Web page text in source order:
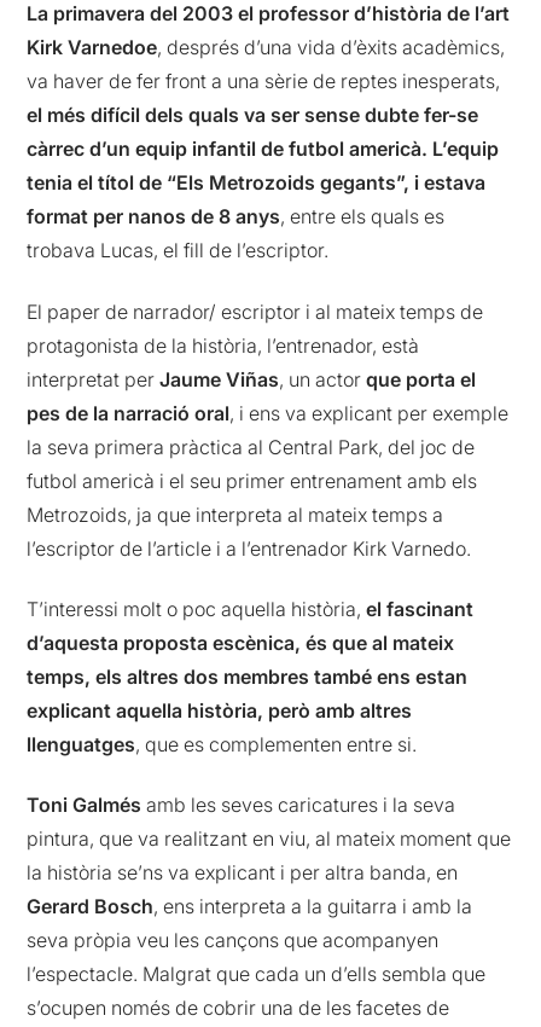
La primavera del 2003 el professor d’història de l’art
Kirk Varnedoe, després d’una vida d’èxits acadèmics,
va haver de fer front a una sèrie de reptes inesperats,
el més difícil dels quals va ser sense dubte fer-se
càrrec d’un equip infantil de futbol americà. L’equip
tenia el títol de “Els Metrozoids gegants”, i estava
format per nanos de 8 anys, entre els quals es
trobava Lucas, el fill de l’escriptor.
El paper de narrador/ escriptor i al mateix temps de
protagonista de la història, l’entrenador, està
interpretat perJaume Viñas, un actorque porta el
pes de la narració oral, i ens va explicant per exemple
la seva primera pràctica al Central Park, del joc de
futbol americà i el seu primer entrenament amb els
Metrozoids, ja que interpreta al mateix temps a
l’escriptor de l’article i a l’entrenador Kirk Varnedo.
T’interessi molt o poc aquella història,el fascinant
d’aquesta proposta escènica, és que al mateix
temps, els altres dos membres també ens estan
explicant aquella història, però amb altres
llenguatges, que es complementen entre si.
Toni Galmés amb les seves caricatures i la seva
pintura, que va realitzant en viu, al mateix moment que
la història se’ns va explicant i per altra banda, en
Gerard Bosch, ens interpreta a la guitarra i amb la
seva pròpia veu les cançons que acompanyen
l’espectacle. Malgrat que cada un d’ells sembla que
s’ocupen només de cobrir una de les facetes de